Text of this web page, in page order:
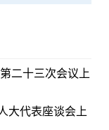
二十三次会议上
大代表座谈会上